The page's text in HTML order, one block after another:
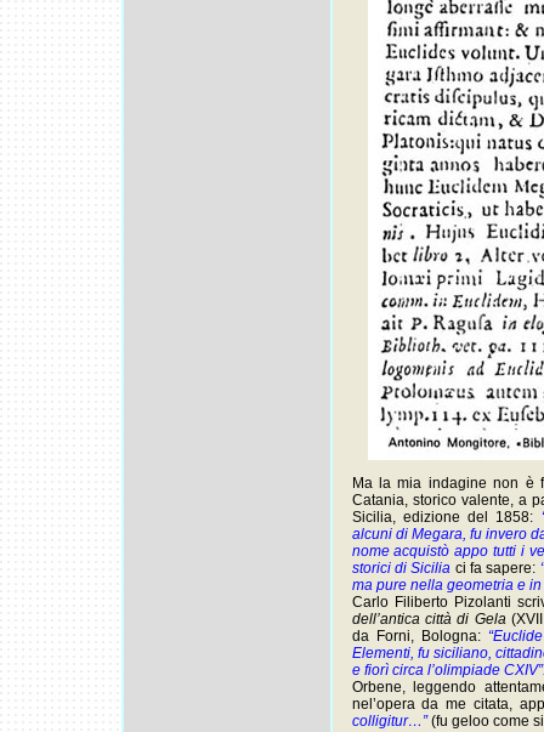
Ma la mia indagine non è
Catania, storico valente, a
Sicilia, edizione del 1858:
alcuni di Megara, fu invero
nome acquistò appo tutti i
storici di Sicilia ci fa sapere:
ma pure nella geometria e in
Carlo Filiberto Pizolanti
dell’antica città di Gela
da Forni, Bologna:
Elementi, fu siciliano,
e fiorì circa l’olimpiade
Orbene, leggendo
nel’opera da me citata,
colligitur…”(fu geloo come